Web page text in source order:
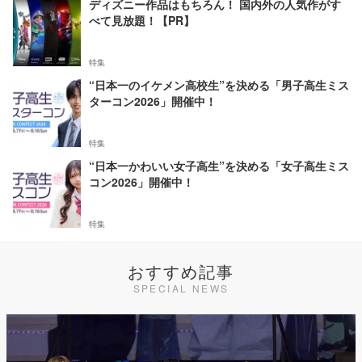
ディズニー作品はもちろん！ 国内外の人気作がす
べて見放題！【PR】
特集
“日本一のイケメン高校生”を決める「男子高生ミス
ターコン2026」開催中！
特集
“日本一かわいい女子高生”を決める「女子高生ミス
コン2026」開催中！
特集
おすすめ記事
SPECIAL NEWS